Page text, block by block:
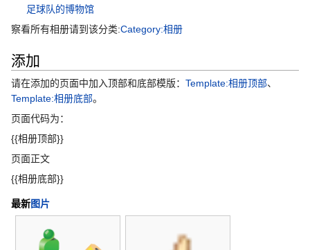
足球队的博物馆
察看所有相册请到该分类:Category:相册
添加
请在添加的页面中加入顶部和底部模版： Template:相册顶部、
Template:相册底部。
页面代码为：
{{相册顶部}}
页面正文
{{相册底部}}
最新图片